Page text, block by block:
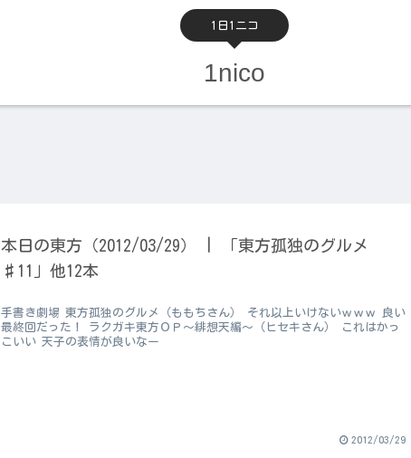
1日1ニコ
1nico
本日の東方（2012/03/29） | 「東方孤独のグルメ
♯11」他12本
手書き劇場 東方孤独のグルメ（ももちさん） それ以上いけないｗｗｗ 良い
最終回だった！ ラクガキ東方ＯＰ～緋想天編～（ヒセキさん） これはかっ
こいい 天子の表情が良いなー
2012/03/29